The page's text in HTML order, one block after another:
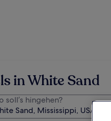
in White Sand
soll’s hingehen?